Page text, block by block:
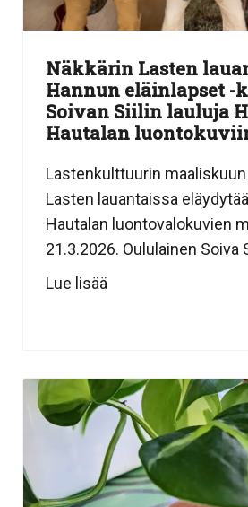
Näkkärin Lasten
Hannun eläinlapset -
Soivan Siilin lauluja
Hautalan
Lastenkulttuurin
Lasten lauantaissa
Hautalan luontovalokuvien
21.3.2026. Oululainen Soiva
Lue lisää